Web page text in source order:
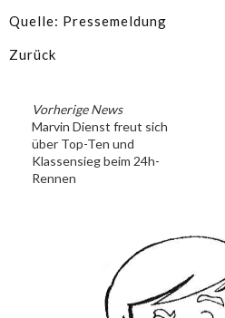
Quelle: Pressemeldung
Zurück
Vorherige News
Marvin Dienst freut sich
über Top-Ten und
Klassensieg beim 24h-
Rennen